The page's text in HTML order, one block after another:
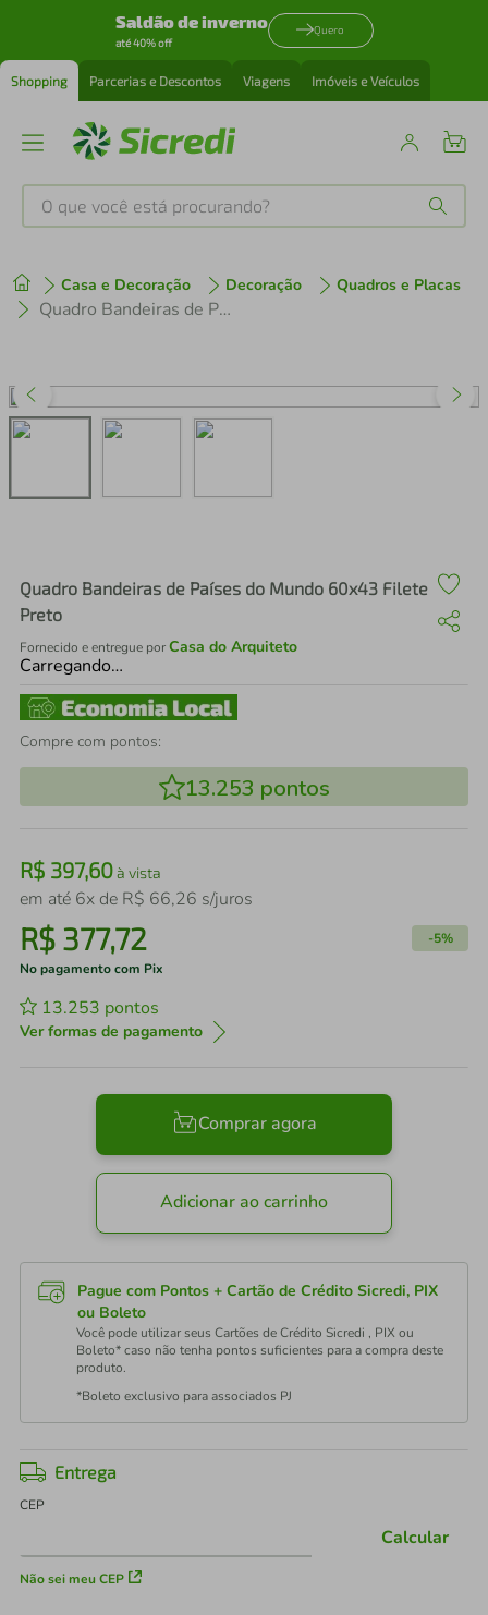
Saldão de inverno
até 40% off
Quero
Shopping Parcerias e Descontos Viagens Imóveis e Veículos
O que você está procurando?
Casa e Decoração Decoração Quadros e Placas
Quadro Bandeiras de Países do Mundo 60x43 Filete Preto
Quadro Bandeiras de Países do Mundo 60x43 Filete
Preto
Fornecido e entregue porCasa do Arquiteto
Carregando…
Compre com pontos:
13.253 pontos
R$ 397,60à vista
em até 6x de R$ 66,26 s/juros
R$ 377,72 -5%
No pagamento com Pix
13.253 pontos
Ver formas de pagamento
Comprar agora
Adicionar ao carrinho
Pague com Pontos + Cartão de Crédito Sicredi, PIX
ou Boleto
Você pode utilizar seus Cartões de Crédito Sicredi , PIX ou
Boleto* caso não tenha pontos suficientes para a compra deste
produto.
*Boleto exclusivo para associados PJ
Entrega
CEP
Não sei meu CEP
Calcular
1º tenis
perfume